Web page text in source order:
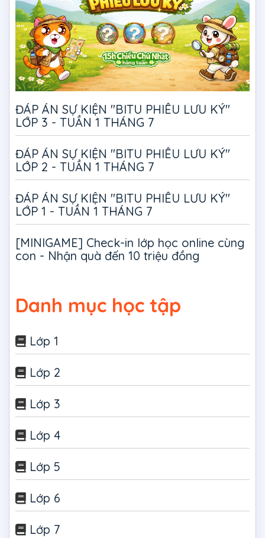
ĐÁP ÁN SỰ KIỆN "BITU PHIÊU LƯU KÝ"
LỚP 3 - TUẦN 1 THÁNG 7
ĐÁP ÁN SỰ KIỆN "BITU PHIÊU LƯU KÝ"
LỚP 2 - TUẦN 1 THÁNG 7
ĐÁP ÁN SỰ KIỆN "BITU PHIÊU LƯU KÝ"
LỚP 1 - TUẦN 1 THÁNG 7
[MINIGAME] Check-in lớp học online cùng
con - Nhận quà đến 10 triệu đồng
Danh mục học tập
Lớp 1
Lớp 2
Lớp 3
Lớp 4
Lớp 5
Lớp 6
Lớp 7